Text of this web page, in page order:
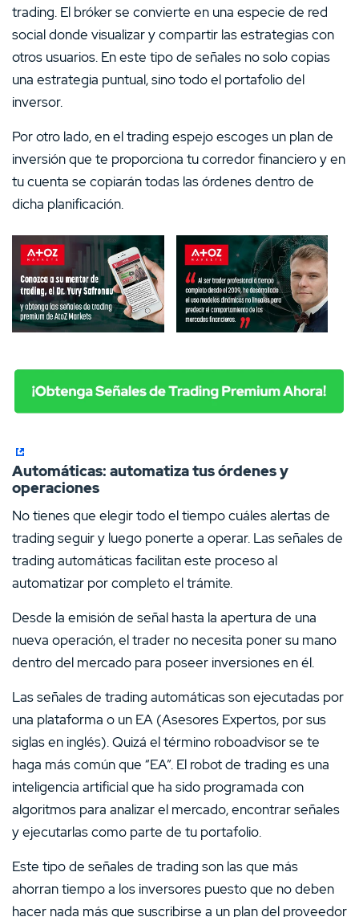
trading. El bróker se convierte en una especie de red
social donde visualizar y compartir las estrategias con
otros usuarios. En este tipo de señales no solo copias
una estrategia puntual, sino todo el portafolio del
inversor.
Por otro lado, en el trading espejo escoges un plan de
inversión que te proporciona tu corredor financiero y en
tu cuenta se copiarán todas las órdenes dentro de
dicha planificación.
Automáticas: automatiza tus órdenes y
operaciones
No tienes que elegir todo el tiempo cuáles alertas de
trading seguir y luego ponerte a operar. Las señales de
trading automáticas facilitan este proceso al
automatizar por completo el trámite.
Desde la emisión de señal hasta la apertura de una
nueva operación, el trader no necesita poner su mano
dentro del mercado para poseer inversiones en él.
Las señales de trading automáticas son ejecutadas por
una plataforma o un EA (Asesores Expertos, por sus
siglas en inglés). Quizá el término roboadvisor se te
haga más común que “EA”. El robot de trading es una
inteligencia artificial que ha sido programada con
algoritmos para analizar el mercado, encontrar señales
y ejecutarlas como parte de tu portafolio.
Este tipo de señales de trading son las que más
ahorran tiempo a los inversores puesto que no deben
hacer nada más que suscribirse a un plan del proveedor